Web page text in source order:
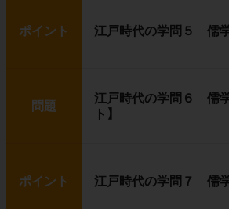
ポイント 江戸時代の学問５ 儒
問題
江戸時代の学問６ 儒
ト】
ポイント 江戸時代の学問７ 儒